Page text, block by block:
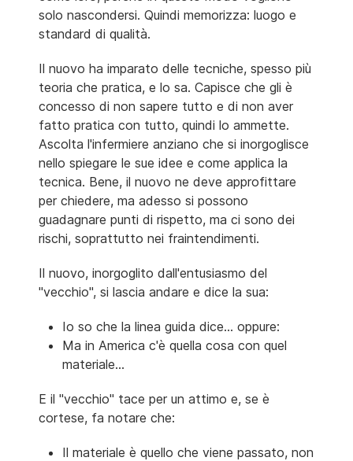
solo nascondersi. Quindi memorizza: luogo e
standard di qualità.
Il nuovo ha imparato delle tecniche, spesso più
teoria che pratica, e lo sa. Capisce che gli è
concesso di non sapere tutto e di non aver
fatto pratica con tutto, quindi lo ammette.
Ascolta l'infermiere anziano che si inorgoglisce
nello spiegare le sue idee e come applica la
tecnica. Bene, il nuovo ne deve approfittare
per chiedere, ma adesso si possono
guadagnare punti di rispetto, ma ci sono dei
rischi, soprattutto nei fraintendimenti.
Il nuovo, inorgoglito dall'entusiasmo del
"vecchio", si lascia andare e dice la sua:
Io so che la linea guida dice... oppure:
Ma in America c'è quella cosa con quel
materiale...
E il "vecchio" tace per un attimo e, se è
cortese, fa notare che:
Il materiale è quello che viene passato, non